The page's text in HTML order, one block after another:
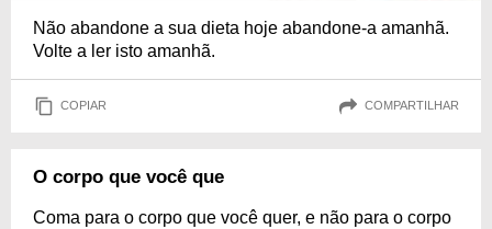
Não abandone a sua dieta hoje abandone-a amanhã.
Volte a ler isto amanhã.
COPIAR COMPARTILHAR
O corpo que você que
Coma para o corpo que você quer, e não para o corpo